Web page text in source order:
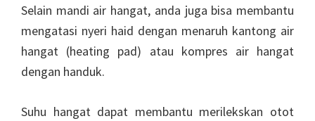
Selain mandi air hangat, anda juga bisa membantu
mengatasi nyeri haid dengan menaruh kantong air
hangat (heating pad) atau kompres air hangat
dengan handuk.
Suhu hangat dapat membantu merilekskan otot